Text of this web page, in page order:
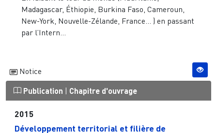
Madagascar, Éthiopie, Burkina Faso, Cameroun,
New-York, Nouvelle-Zélande, France... ) en passant
par l’Intern...
Notice
Publication | Chapitre d'ouvrage
2015
Développement territorial et filière de